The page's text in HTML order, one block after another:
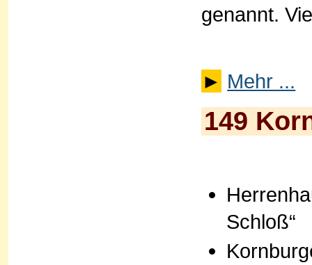
genannt.
► Mehr ...
149
Schloß“